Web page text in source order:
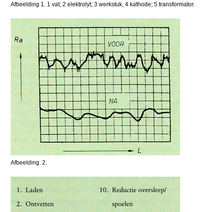
Afbeelding 1. 1 vat; 2 elektrolyt; 3 werkstuk, 4 kathode; 5 transformator.
Afbeelding. 2.